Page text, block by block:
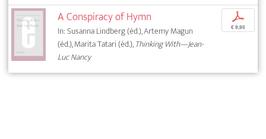
A Conspiracy of Hymn
In: Susanna Lindberg (éd.), Artemy Magun
(éd.), Marita Tatari (éd.),Thinking With—Jean-
Luc Nancy
p
€ 9,95